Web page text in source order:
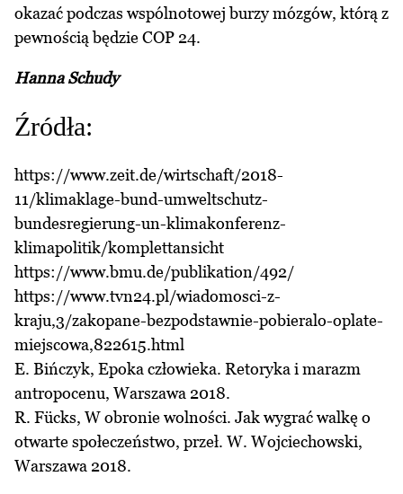
okazać podczas wspólnotowej burzy mózgów, którą z
pewnością będzie COP 24.
Hanna Schudy
Źródła:
https://www.zeit.de/wirtschaft/2018-
11/klimaklage-bund-umweltschutz-
bundesregierung-un-klimakonferenz-
klimapolitik/komplettansicht
https://www.bmu.de/publikation/492/
https://www.tvn24.pl/wiadomosci-z-
kraju,3/zakopane-bezpodstawnie-pobieralo-oplate-
miejscowa,822615.html
E. Bińczyk, Epoka człowieka. Retoryka i marazm
antropocenu, Warszawa 2018.
R. Fücks, W obronie wolności. Jak wygrać walkę o
otwarte społeczeństwo, przeł. W. Wojciechowski,
Warszawa 2018.